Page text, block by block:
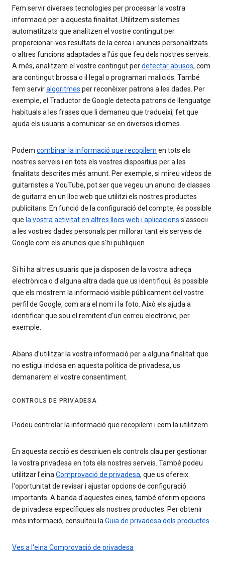
Fem servir diverses tecnologies per processar la vostra
informació per a aquesta finalitat. Utilitzem sistemes
automatitzats que analitzen el vostre contingut per
proporcionar-vos resultats de la cerca i anuncis personalitzats
o altres funcions adaptades a l'ús que feu dels nostres serveis.
A més, analitzem el vostre contingut perdetectar abusos, com
ara contingut brossa o il·legal o programari maliciós. També
fem serviralgoritmes per reconèixer patrons a les dades. Per
exemple, el Traductor de Google detecta patrons de llenguatge
habituals a les frases que li demaneu que tradueixi, fet que
ajuda els usuaris a comunicar-se en diversos idiomes.
Podem combinar la informació que recopilem en tots els
nostres serveis i en tots els vostres dispositius per a les
finalitats descrites més amunt. Per exemple, si mireu vídeos de
guitarristes a YouTube, pot ser que vegeu un anunci de classes
de guitarra en un lloc web que utilitzi els nostres productes
publicitaris. En funció de la configuració del compte, és possible
que la vostra activitat en altres llocs web i aplicacions s'associï
a les vostres dades personals per millorar tant els serveis de
Google com els anuncis que s'hi publiquen.
Si hi ha altres usuaris que ja disposen de la vostra adreça
electrònica o d'alguna altra dada que us identifiqui, és possible
que els mostrem la informació visible públicament del vostre
perfil de Google, com ara el nom i la foto. Això els ajuda a
identificar que sou el remitent d'un correu electrònic, per
exemple.
Abans d'utilitzar la vostra informació per a alguna finalitat que
no estigui inclosa en aquesta política de privadesa, us
demanarem el vostre consentiment.
CONTROLS DE PRIVADESA
Podeu controlar la informació que recopilem i com la utilitzem
En aquesta secció es descriuen els controls clau per gestionar
la vostra privadesa en tots els nostres serveis. També podeu
utilitzar l'eina Comprovació de privadesa, que us ofereix
l'oportunitat de revisar i ajustar opcions de configuració
importants. A banda d'aquestes eines, també oferim opcions
de privadesa específiques als nostres productes. Per obtenir
més informació, consulteu la Guia de privadesa dels productes
Ves a l'eina Comprovació de privadesa